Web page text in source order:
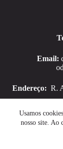
Usamos
nosso site. Ao
Email:
Endereço: R.